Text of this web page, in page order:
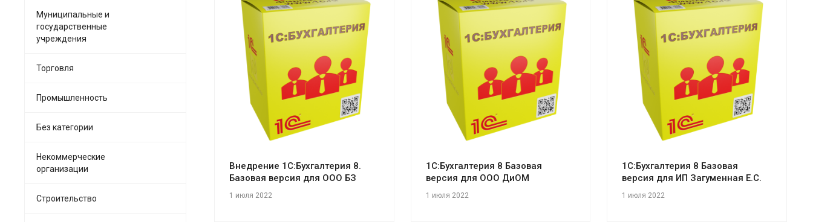
Смотреть проект
Внедрение 1С:Бухгалтерия 8.
Базовая версия для ООО БЗ
1 июля 2022
Смотреть проект
1С:Бухгалтерия 8 Базовая
версия для ООО ДиОМ
1 июля 2022
Смотреть проект
1С:Бухгалтерия 8 Базовая
версия для ИП Загуменная Е.С.
1 июля 2022
Муниципальные и
государственные
учреждения
Торговля
Промышленность
Без категории
Некоммерческие
организации
Строительство